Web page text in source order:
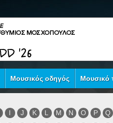
Μουσικός οδηγός Μουσικό
I J K L M N O P
Q